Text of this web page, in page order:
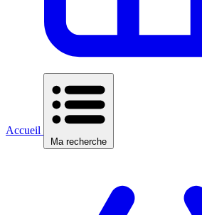
Accueil
Ma recherche